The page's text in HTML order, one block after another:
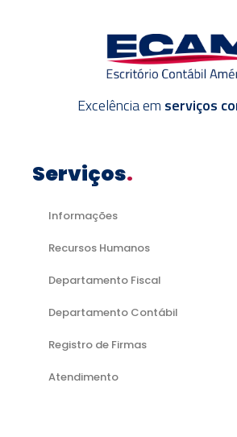
Excelência em serviços
Serviços.
Informações
Recursos Humanos
Departamento Fiscal
Departamento Contábil
Registro de Firmas
Atendimento